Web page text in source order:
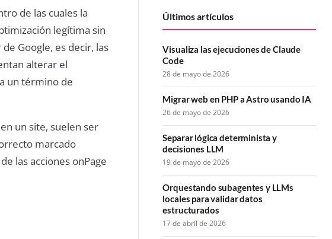
de las cuales la
legítima sin
Google, es decir, las
alterar el
un término de
un site, suelen ser
marcado
las acciones onPage
Últimos artículos
Visualiza las ejecuciones de Claude
Code
28 de mayo de 2026
Migrar web en PHP a Astro usando IA
26 de mayo de 2026
Separar lógica determinista y
decisiones LLM
19 de mayo de 2026
Orquestando subagentes y LLMs
locales para validar datos
estructurados
17 de abril de 2026